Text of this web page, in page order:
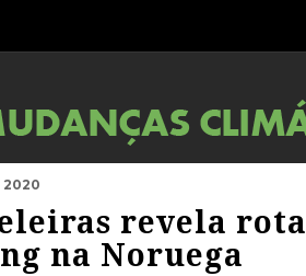
2020
revela rota
na Noruega